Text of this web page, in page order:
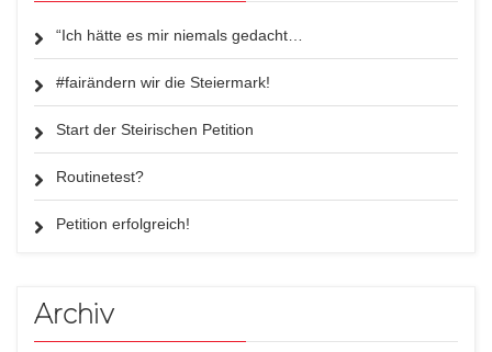
“Ich hätte es mir niemals gedacht…
#fairändern wir die Steiermark!
Start der Steirischen Petition
Routinetest?
Petition erfolgreich!
Archiv